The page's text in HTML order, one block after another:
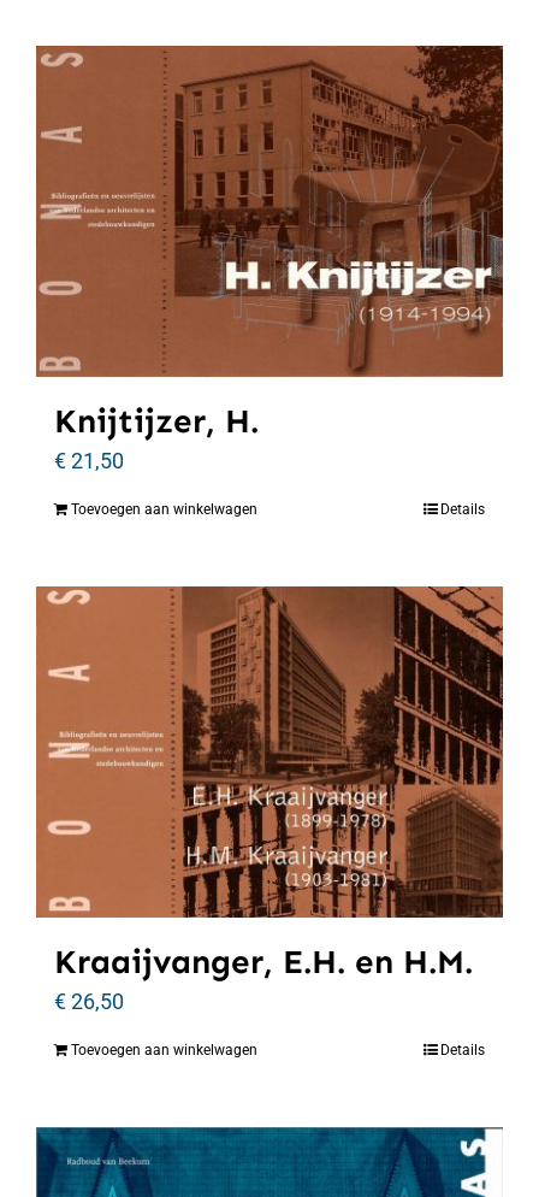
Knijtijzer, H.
€21,50
Toevoegen aan winkelwagen Details
Kraaijvanger, E.H. en H.M.
€26,50
Toevoegen aan winkelwagen Details